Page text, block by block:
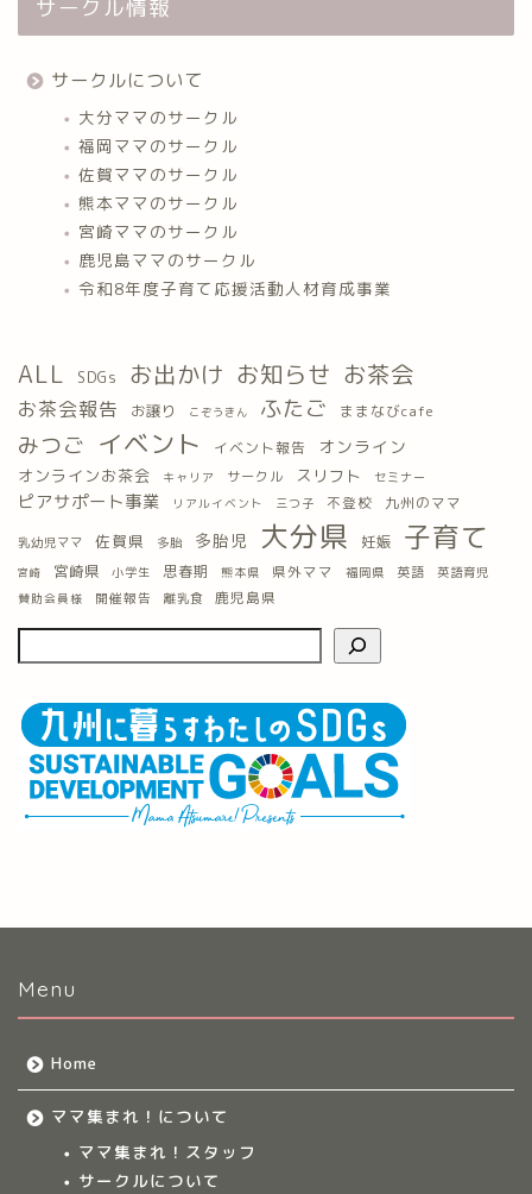
サークル情報
サークルについて
大分ママのサークル
福岡ママのサークル
佐賀ママのサークル
熊本ママのサークル
宮崎ママのサークル
鹿児島ママのサークル
令和8年度子育て応援活動人材育成事業
ALL SDGs お出かけ お知らせ お茶会
お茶会報告 お譲り こぞうきん ふたご ままなびcafe
みつご イベント イベント報告 オンライン
オンラインお茶会 キャリア サークル スリフト セミナー
ピアサポート事業 リアルイベント 三つ子 不登校 九州のママ
乳幼児ママ 佐賀県 多胎 多胎児 大分県 妊娠 子育て
宮崎 宮崎県 小学生 思春期 熊本県 県外ママ 福岡県 英語 英語育児
賛助会員様 開催報告 離乳食 鹿児島県
Menu
Home
ママ集まれ！について
ママ集まれ！スタッフ
サークルについて